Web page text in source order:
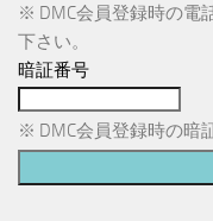
※ DMC会員登録時の電
下さい。
暗証番号
※ DMC会員登録時の暗